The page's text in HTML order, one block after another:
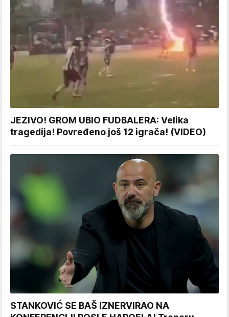
JEZIVO! GROM UBIO FUDBALERA: Velika
tragedija! Povređeno još 12 igrača! (VIDEO)
STANKOVIĆ SE BAŠ IZNERVIRAO NA